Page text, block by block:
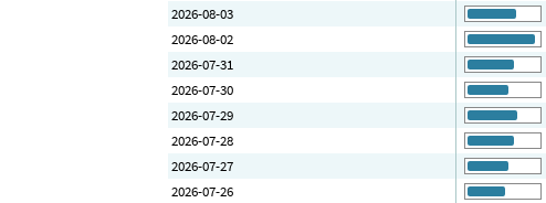
2026-08-03
2026-08-02
2026-07-31
2026-07-30
2026-07-29
2026-07-28
2026-07-27
2026-07-26